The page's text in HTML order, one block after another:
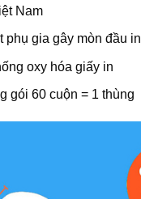
Nam
phụ gia gây mòn đầu in
oxy hóa giấy in
gói 60 cuộn = 1 thùng